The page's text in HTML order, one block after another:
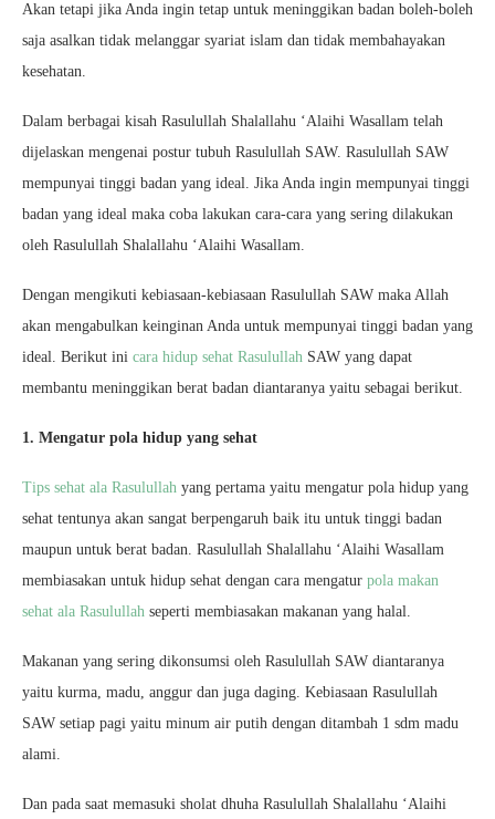
Akan tetapi jika Anda ingin tetap untuk meninggikan badan boleh-boleh
saja asalkan tidak melanggar syariat islam dan tidak membahayakan
kesehatan.
Dalam berbagai kisah Rasulullah Shalallahu ‘Alaihi Wasallam telah
dijelaskan mengenai postur tubuh Rasulullah SAW. Rasulullah SAW
mempunyai tinggi badan yang ideal. Jika Anda ingin mempunyai tinggi
badan yang ideal maka coba lakukan cara-cara yang sering dilakukan
oleh Rasulullah Shalallahu ‘Alaihi Wasallam.
Dengan mengikuti kebiasaan-kebiasaan Rasulullah SAW maka Allah
akan mengabulkan keinginan Anda untuk mempunyai tinggi badan yang
ideal. Berikut ini cara hidup sehat Rasulullah SAW yang dapat
membantu meninggikan berat badan diantaranya yaitu sebagai berikut.
1. Mengatur pola hidup yang sehat
Tips sehat ala Rasulullah yang pertama yaitu mengatur pola hidup yang
sehat tentunya akan sangat berpengaruh baik itu untuk tinggi badan
maupun untuk berat badan. Rasulullah Shalallahu ‘Alaihi Wasallam
membiasakan untuk hidup sehat dengan cara mengatur pola makan
sehat ala Rasulullah seperti membiasakan makanan yang halal.
Makanan yang sering dikonsumsi oleh Rasulullah SAW diantaranya
yaitu kurma, madu, anggur dan juga daging. Kebiasaan Rasulullah
SAW setiap pagi yaitu minum air putih dengan ditambah 1 sdm madu
alami.
Dan pada saat memasuki sholat dhuha Rasulullah Shalallahu ‘Alaihi